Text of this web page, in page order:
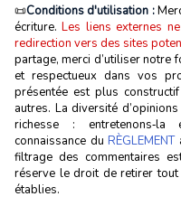
📜Conditions d'utilisation :
écriture.Les liens externes
redirection vers des sites
partage, merci d’utiliser notre
et respectueux dans vos
présentée est plus
autres. La diversité
richesse : entretenons‑la
connaissance du RÈGLEMENT
filtrage des commentaires
réserve le droit de retirer
établies.